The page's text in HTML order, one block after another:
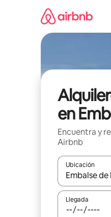
en
Encuentra y
Airbnb
Ubicación
Cuando los
Llegada